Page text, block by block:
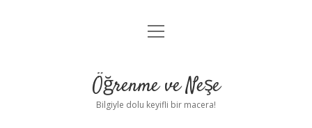
Anasayfa
Yasal Uyarı
menüyü
Öğrenme ve Neşe
Bilgiyle dolu keyifli bir macera!